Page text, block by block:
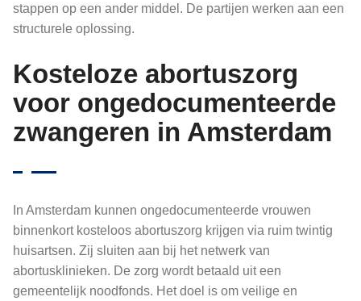
stappen op een ander middel. De partijen werken aan een
structurele oplossing.
Kosteloze abortuszorg
voor ongedocumenteerde
zwangeren in Amsterdam
In Amsterdam kunnen ongedocumenteerde vrouwen
binnenkort kosteloos abortuszorg krijgen via ruim twintig
huisartsen. Zij sluiten aan bij het netwerk van
abortusklinieken. De zorg wordt betaald uit een
gemeentelijk noodfonds. Het doel is om veilige en